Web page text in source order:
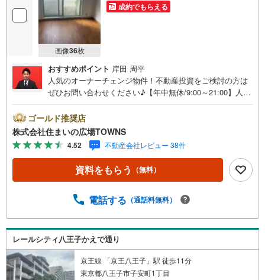
画像36枚
成約でもらえる
おすすめポイント 岸田 周平
人気のオーナーチェンジ物件！不動産投資をご検討の方は
ぜひお問い合わせください♪【年中無休/9:00～21:00】人気
下さい。「室内・現地を見学する」ボタンよりご予約頂く
とご見学がスムーズです。■その他、各種ご相談も承ってお
ります。○住宅ローンのご相談○ライフプランのシミュレー
ション■住まいの広場TOWNSからお客様へ経験豊富なスタ
ッフが親身になってお客様に合った物件をご紹介させて頂
きます！ /他社様掲載物件も併せてご紹介可能ですのでお気
でのお越しも大歓迎です！
ゴールド推奨店
株式会社住まいの広場TOWNS
4.52 不動産会社レビュー 38件
資料をもらう （無料）
電話する （通話料無料）
レールシティ八王子かえで通り
京王線 「京王八王子」駅 徒歩11分
東京都八王子市子安町1丁目